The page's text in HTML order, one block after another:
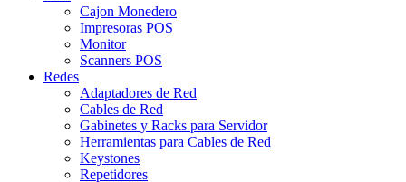
Cajon Monedero
Impresoras POS
Monitor
Scanners POS
Redes
Adaptadores de Red
Cables de Red
Gabinetes y Racks para Servidor
Herramientas para Cables de Red
Keystones
Repetidores